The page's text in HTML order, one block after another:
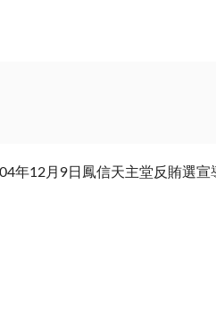
年12月9日鳳信天主堂反賄選宣